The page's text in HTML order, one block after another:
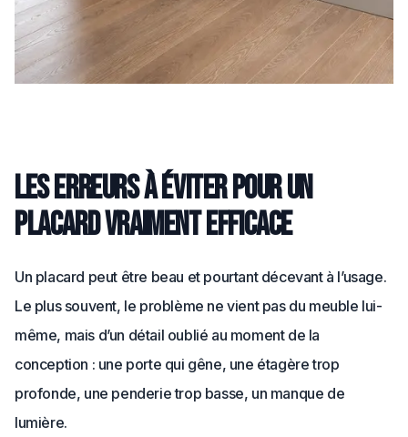
Les erreurs à éviter pour un
placard vraiment efficace
Un placard peut être beau et pourtant décevant à l’usage.
Le plus souvent, le problème ne vient pas du meuble lui-
même, mais d’un détail oublié au moment de la
conception : une porte qui gêne, une étagère trop
profonde, une penderie trop basse, un manque de
lumière.